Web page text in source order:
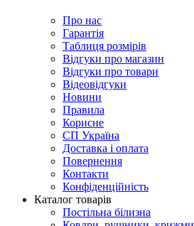
Про нас
Гарантія
Таблиця розмірів
Відгуки про магазин
Відгуки про товари
Відеовідгуки
Новини
Правила
Корисне
СП Україна
Доставка і оплата
Повернення
Контакти
Конфіденційність
Каталог товарів
Постільна білизна